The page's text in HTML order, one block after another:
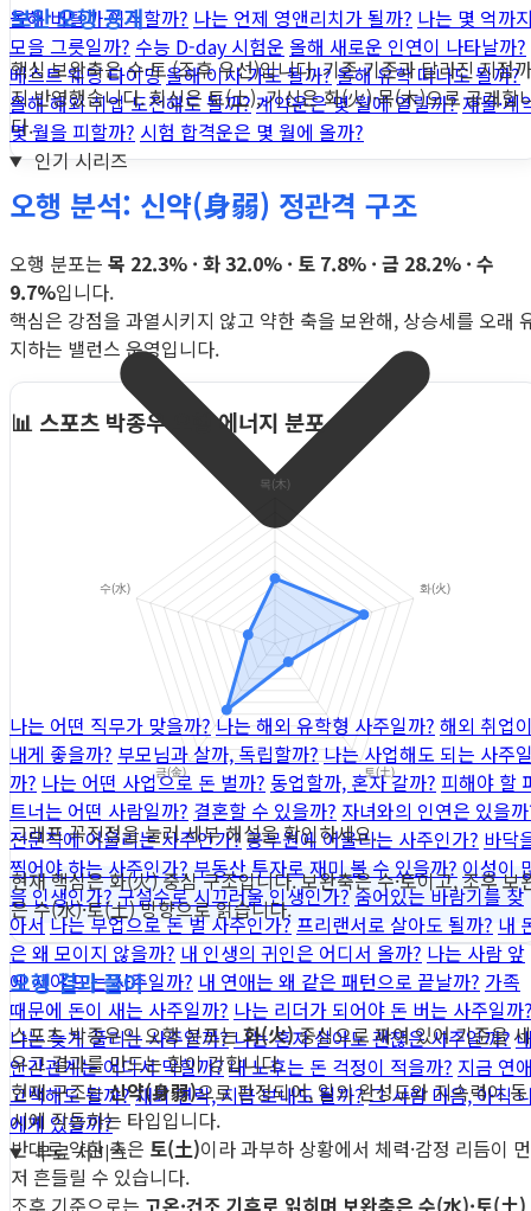
올해 버틸까 이직할까? 나는 언제 영앤리치가 될까? 나는 몇 억까
모을 그릇일까? 수능 D-day 시험운 올해 새로운 인연이 나타날까?
베스트 웨딩 타이밍 올해 이사 가도 될까?올해 유학 떠나도 될까?
올해 해외 취업 도전해도 될까?계약운은 몇 월에 열릴까?재물·계
몇 월을 피할까? 시험 합격운은 몇 월에 올까?
인기 시리즈
나는 어떤 직무가 맞을까? 나는 해외 유학형 사주일까? 해외 취업
내게 좋을까? 부모님과 살까, 독립할까?나는 사업해도 되는 사주
까? 나는 어떤 사업으로 돈 벌까? 동업할까, 혼자 갈까? 피해야 할
트너는 어떤 사람일까? 결혼할 수 있을까? 자녀와의 인연은 있을
전문직에 어울리는 사주인가? 공무원에 어울리는 사주인가? 바닥
찍어야 하는 사주인가? 부동산 투자로 재미 볼 수 있을까? 이성이
을 인생인가?구설수로 시끄러울 인생인가? 숨어있는 바람기를 찾
아서 나는 부업으로 돈 벌 사주인가?프리랜서로 살아도 될까? 내
은 왜 모이지 않을까?내 인생의 귀인은 어디서 올까?나는 사람 앞
에 서야 뜨는 사주일까? 내 연애는 왜 같은 패턴으로 끝날까? 가족
때문에 돈이 새는 사주일까? 나는 리더가 되어야 돈 버는 사주일까
나는 늦게 풀리는 사주일까?나는 혼자 살아도 괜찮은 사주일까?
인간관계는 어디서 막힐까?내 노후는 돈 걱정이 적을까? 지금 연
고백해도 될까?재회 연락, 지금 보내도 될까?그 사람 마음, 아직
에게 있을까?
무료 서비스
보완 오행 공개
핵심 보완축은 수·토 (조후 우선)입니다. 기존 기준과 달라진 지점까
지 반영했습니다. 희신은 토(土), 기신은 화(火)·목(木)으로 공개합
다.
오행 분석: 신약(身弱) 정관격 구조
오행 분포는 목 22.3% · 화 32.0% · 토 7.8% · 금 28.2% · 수
9.7%입니다.
핵심은 강점을 과열시키지 않고 약한 축을 보완해, 상승세를 오래
지하는 밸런스 운영입니다.
📊 스포츠 박종우 오행 에너지 분포
그래프 꼭짓점을 눌러 세부 해설을 확인하세요.
현재 핵심은 화(火) 중심 구조입니다. 보완축은 수·토이고, 조후 보
은 수(水)·토(土) 방향으로 읽습니다.
오행 결과 풀이
스포츠 박종우의 오행 분포는화(火)중심으로 짜여 있어 기준을 세
우고 결과를 만드는 힘이 강합니다.
현재 구조는신약(身弱)으로 판정되어, 일의 완성도와 지속력이 동
시에 작동하는 타입입니다.
반대로 약한 축은 토(土)이라 과부하 상황에서 체력·감정 리듬이 먼
저 흔들릴 수 있습니다.
조후 기준으로는 고온·건조 기후로 읽히며 보완축은 수(水)·토(土)